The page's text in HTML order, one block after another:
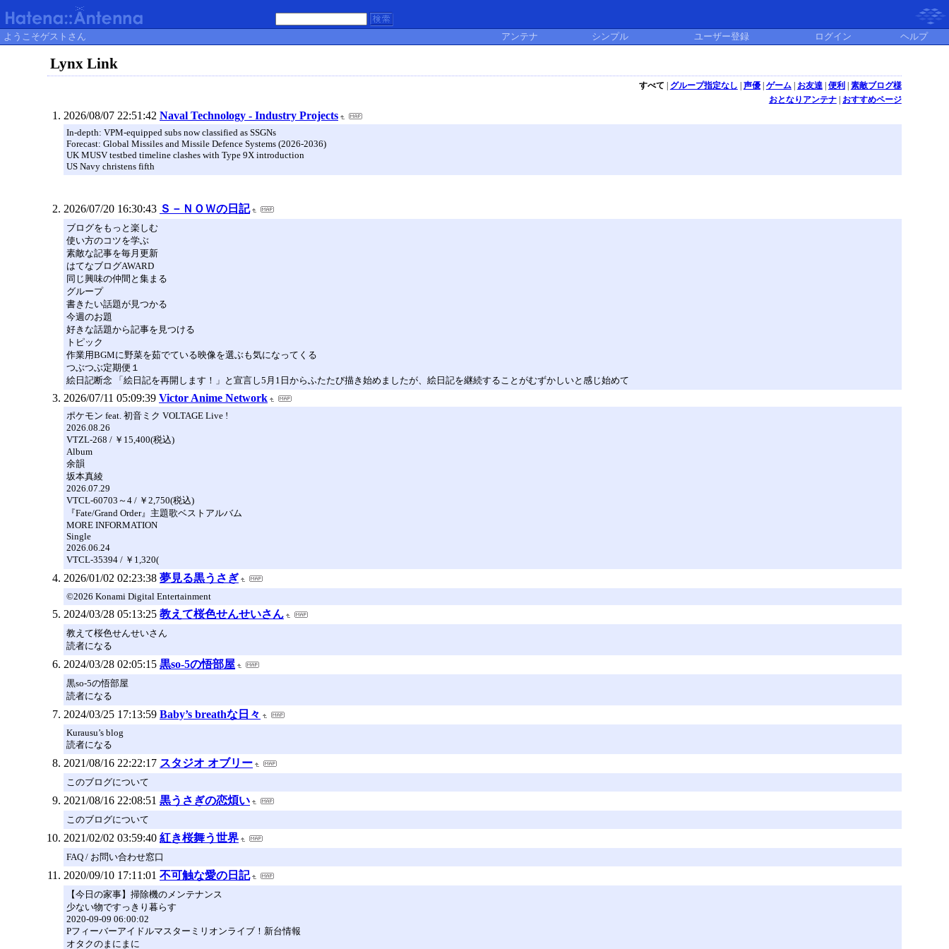
ようこそゲストさん アンテナ シンプル ユーザー登録 ログイン ヘルプ
Lynx Link
すべて グループ指定なし 声優| ゲーム| お友達| 便利
素敵ブログ様
おとなりアンテナ| おすすめページ
2026/08/07 22:51:42 Naval Technology - Industry Projects
In-depth: VPM-equipped subs now classified as SSGNs
Forecast: Global Missiles and Missile Defence Systems (2026-2036)
UK MUSV testbed timeline clashes with Type 9X introduction
US Navy christens fifth
2026/07/20 16:30:43 Ｓ－ＮＯＷの日記
ブログをもっと楽しむ
使い方のコツを学ぶ
素敵な記事を毎月更新
はてなブログAWARD
同じ興味の仲間と集まる
グループ
書きたい話題が見つかる
今週のお題
好きな話題から記事を見つける
トピック
作業用BGMに野菜を茹でている映像を選ぶも気になってくる
つぶつぶ定期便１
絵日記断念 「絵日記を再開します！」と宣言し5月1日からふたたび描き始めましたが、絵日記を継続することがむずかしいと感じ始めて
2026/07/11 05:09:39 Victor Anime Network
ポケモン feat. 初音ミク VOLTAGE Live !
2026.08.26
VTZL-268 / ￥15,400(税込)
Album
余韻
坂本真綾
2026.07.29
VTCL-60703～4 / ￥2,750(税込)
『Fate/Grand Order』主題歌ベストアルバム
MORE INFORMATION
Single
2026.06.24
VTCL-35394 / ￥1,320(
2026/01/02 02:23:38 夢見る黒うさぎ
©2026 Konami Digital Entertainment
2024/03/28 05:13:25 教えて桜色せんせいさん
教えて桜色せんせいさん
読者になる
2024/03/28 02:05:15 黒so-5の悟部屋
黒so-5の悟部屋
読者になる
2024/03/25 17:13:59 Baby’s breathな日々
Kurausu’s blog
読者になる
2021/08/16 22:22:17 スタジオ オブリー
このブログについて
2021/08/16 22:08:51 黒うさぎの恋煩い
このブログについて
2021/02/02 03:59:40 紅き桜舞う世界
FAQ / お問い合わせ窓口
2020/09/10 17:11:01 不可触な愛の日記
【今日の家事】掃除機のメンテナンス
少ない物ですっきり暮らす
2020-09-09 06:00:02
Pフィーバーアイドルマスターミリオンライブ！新台情報
オタクのまにまに